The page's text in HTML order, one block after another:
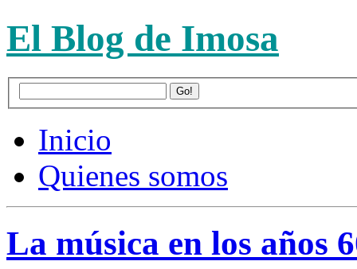
El Blog de Imosa
Inicio
Quienes somos
La música en los años